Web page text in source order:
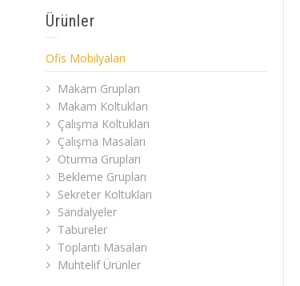
Ürünler
Ofis Mobilyaları
Makam Grupları
Makam Koltukları
Çalışma Koltukları
Çalışma Masaları
Oturma Grupları
Bekleme Grupları
Sekreter Koltukları
Sandalyeler
Tabureler
Toplantı Masaları
Muhtelif Ürünler